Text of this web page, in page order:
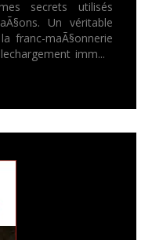
secrets utilisés
Un véritable
franc-maÃ§onnerie
imm...